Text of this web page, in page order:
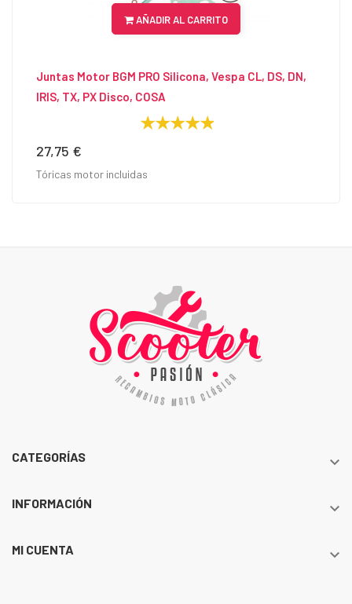
AÑADIR AL CARRITO
Juntas Motor BGM PRO Silicona, Vespa CL, DS, DN,
IRIS, TX, PX Disco, COSA
Precio
27,75 €
Tóricas motor incluidas
CATEGORÍAS 
INFORMACIÓN 
MI CUENTA 